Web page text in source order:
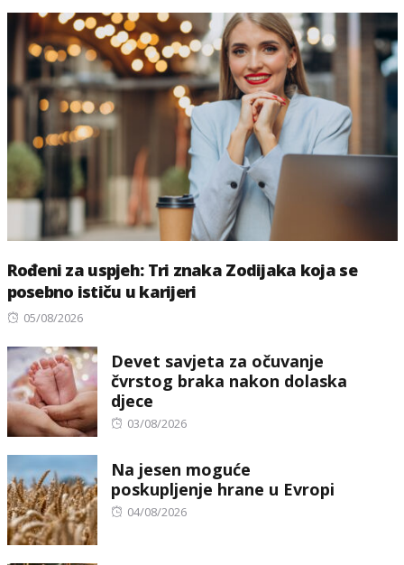
Rođeni za uspjeh: Tri znaka Zodijaka koja se
posebno ističu u karijeri
Posted
05/08/2026
Devet savjeta za očuvanje
čvrstog braka nakon dolaska
djece
Posted
03/08/2026
Na jesen moguće
poskupljenje hrane u Evropi
Posted
04/08/2026